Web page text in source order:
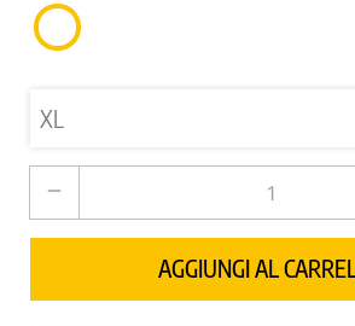
BIANCO
remove
AGGIUNGI AL